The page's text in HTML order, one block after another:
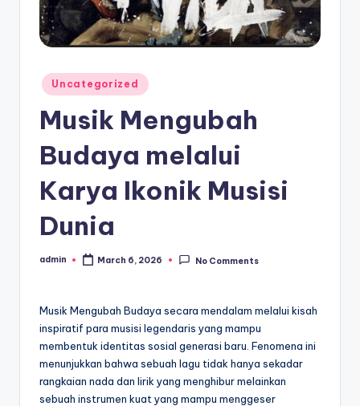
Posted
in
Uncategorized
Musik Mengubah
Budaya melalui
Karya Ikonik Musisi
Dunia
Posted
admin March 6, 2026 No Comments
Musik Mengubah Budaya secara mendalam melalui kisah
inspiratif para musisi legendaris yang mampu
membentuk identitas sosial generasi baru. Fenomena ini
menunjukkan bahwa sebuah lagu tidak hanya sekadar
rangkaian nada dan lirik yang menghibur melainkan
sebuah instrumen kuat yang mampu menggeser